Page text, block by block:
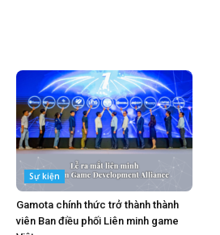
Sự kiện
Gamota chính thức trở thành thành
viên Ban điều phối Liên minh game